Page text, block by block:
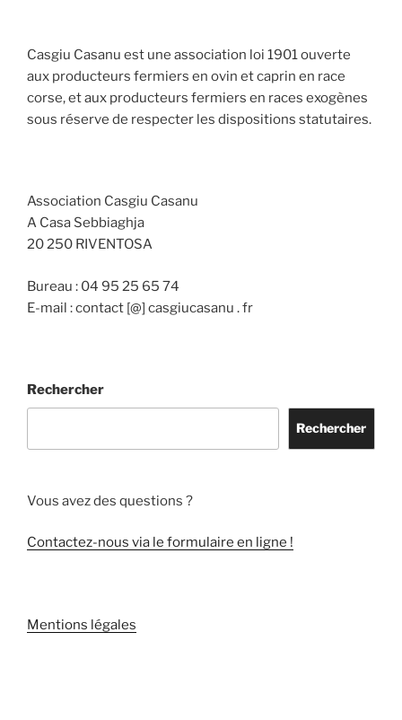
Casgiu Casanu est une association loi 1901 ouverte
aux producteurs fermiers en ovin et caprin en race
corse, et aux producteurs fermiers en races exogènes
sous réserve de respecter les dispositions statutaires.
Association Casgiu Casanu
A Casa Sebbiaghja
20 250 RIVENTOSA
Bureau : 04 95 25 65 74
E-mail : contact [@] casgiucasanu . fr
Rechercher
Rechercher
Vous avez des questions ?
Contactez-nous via le formulaire en ligne !
Mentions légales